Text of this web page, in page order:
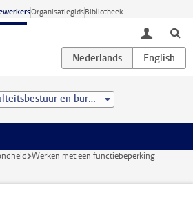
OrganisatiegidsBibliotheek
toggle
FSW faculteitsbestuur en bureau
Werken met een functiebeperking